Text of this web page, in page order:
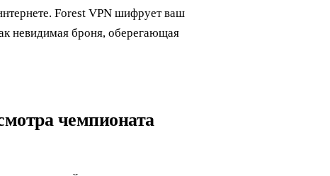
Forest VPN шифрует ваш
невидимая броня, оберегающая
чемпионата